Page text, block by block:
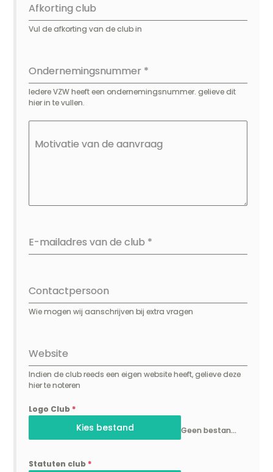
Afkorting club
Vul de afkorting van de club in
Ondernemingsnummer *
Iedere VZW heeft een ondernemingsnummer. gelieve dit
hier in te vullen.
Motivatie van de aanvraag
E-mailadres van de club *
Contactpersoon
Wie mogen wij aanschrijven bij extra vragen
Website
Indien de club reeds een eigen website heeft, gelieve deze
hier te noteren
Logo Club *
Kies bestand Geen bestand gekozen
Statuten club *